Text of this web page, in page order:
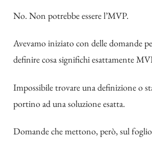
No. Non potrebbe essere l’MVP.
Avevamo iniziato con delle domande
definire cosa significhi esattamente
Impossibile trovare una definizione o
portino ad una soluzione esatta.
Domande che mettono, però, sul